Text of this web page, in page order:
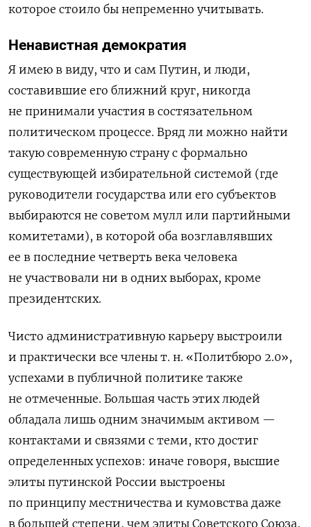
которое стоило бы непременно учитывать.
Ненавистная демократия
Я имею в виду, что и сам Путин, и люди,
составившие его ближний круг, никогда
не принимали участия в состязательном
политическом процессе. Вряд ли можно найти
такую современную страну с формально
существующей избирательной системой (где
руководители государства или его субъектов
выбираются не советом мулл или партийными
комитетами), в которой оба возглавлявших
ее в последние четверть века человека
не участвовали ни в одних выборах, кроме
президентских.
Чисто административную карьеру выстроили
и практически все члены т. н. «Политбюро 2.0»,
успехами в публичной политике также
не отмеченные. Большая часть этих людей
обладала лишь одним значимым активом —
контактами и связями с теми, кто достиг
определенных успехов: иначе говоря, высшие
элиты путинской России выстроены
по принципу местничества и кумовства даже
в большей степени, чем элиты Советского Союза,